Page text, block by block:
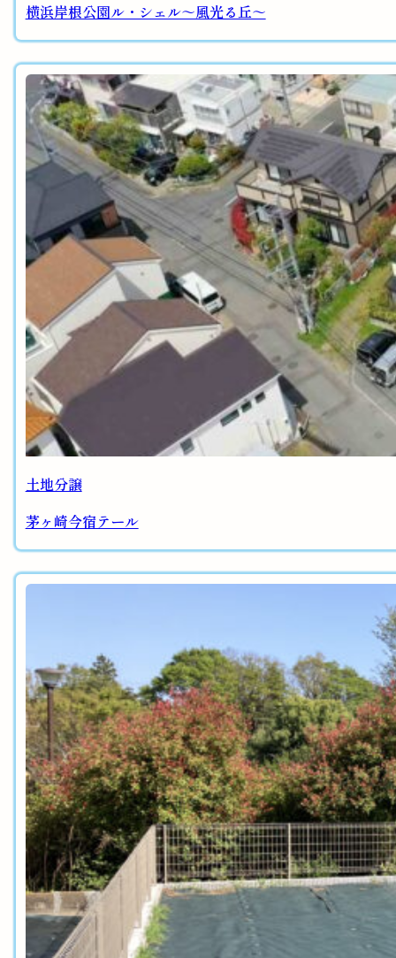
横浜岸根公園ル・シェル～風光る丘～
土地分譲
茅ヶ崎今宿テール